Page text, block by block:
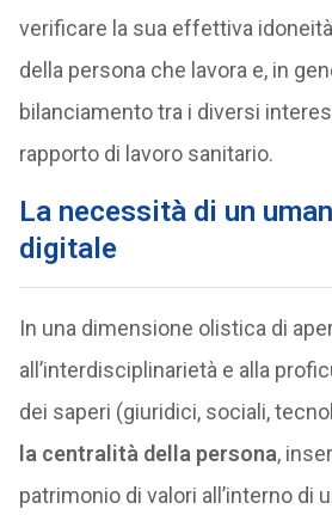
verificare la sua effettiva
della persona che lavora e, in
bilanciamento tra i diversi
rapporto di lavoro sanitario.
La necessità di un
digitale
In una dimensione olistica di
all’interdisciplinarietà e alla
dei saperi (giuridici, sociali,
la centralità della persona,
patrimonio di valori all’interno di